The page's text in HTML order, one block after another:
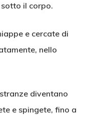
il corpo.
e cercate di
nello
diventano
e spingete, fino a